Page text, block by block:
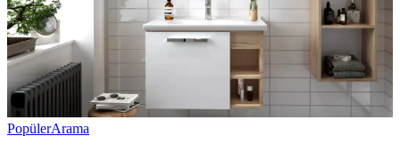
PopülerArama